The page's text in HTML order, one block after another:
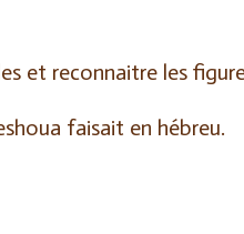
et reconnaitre les
faisait en hébreu.